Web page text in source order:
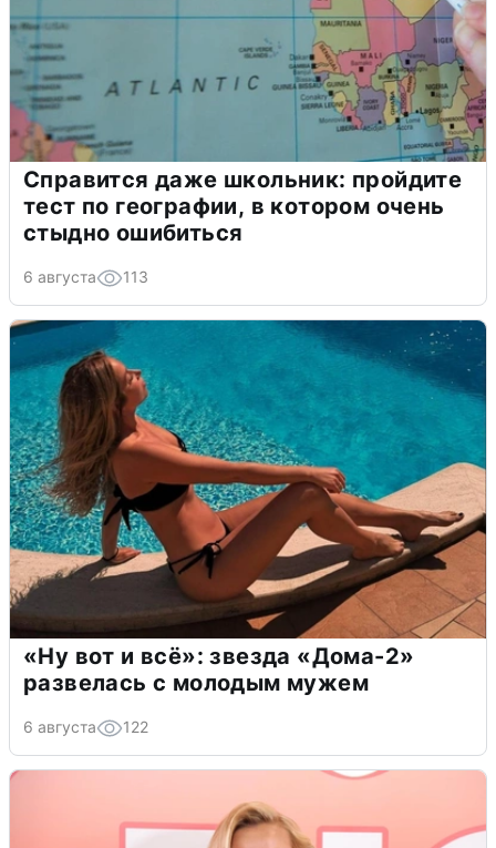
Справится даже школьник: пройдите
тест по географии, в котором очень
стыдно ошибиться
6 августа 113
«Ну вот и всё»: звезда «Дома-2»
развелась с молодым мужем
6 августа 122